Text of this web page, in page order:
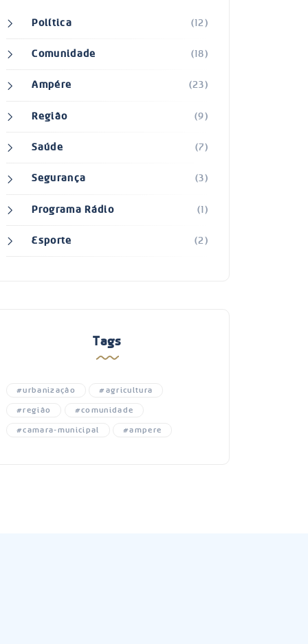
Política (12)
Comunidade (18)
Ampére (23)
Região (9)
Saúde (7)
Segurança (3)
Programa Rádio (1)
Esporte (2)
Tags
#urbanização #agricultura
#região #comunidade
#camara-municipal #ampere